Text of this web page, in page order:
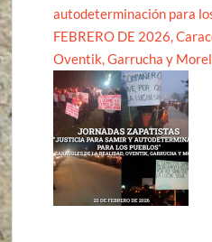
autodeterminación para
FEBRERO DE 2026,
Oventik, Garrucha y